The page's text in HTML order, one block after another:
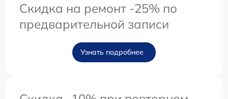
Скидка на ремонт -25% по
предварительной записи
Узнать подробнее